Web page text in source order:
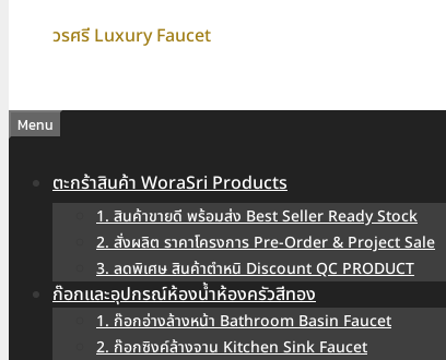
วรศรี Luxury Faucet
Menu
ตะกร้าสินค้า WoraSri Products
1. สินค้าขายดี พร้อมส่ง Best Seller Ready Stock
2. สั่งผลิต ราคาโครงการ Pre-Order & Project Sale
3. ลดพิเศษ สินค้าตำหนิ Discount QC PRODUCT
ก๊อกและอุปกรณ์ห้องน้ำห้องครัวสีทอง
1. ก๊อกอ่างล้างหน้า Bathroom Basin Faucet
2. ก๊อกซิงค์ล้างจาน Kitchen Sink Faucet